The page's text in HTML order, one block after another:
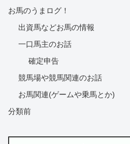
お馬のうまログ！
出資馬などお馬の情報
一口馬主のお話
確定申告
競馬場や競馬関連のお話
お馬関連(ゲームや乗馬とか)
分類前